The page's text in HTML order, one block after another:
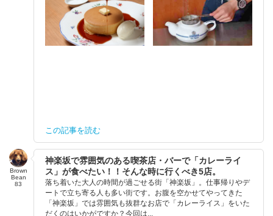
この記事を読む
Brown
Bean
83
神楽坂で雰囲気のある喫茶店・バーで「カレーライ
ス」が食べたい！！そんな時に行くべき5店。
落ち着いた大人の時間が過ごせる街「神楽坂」。仕事帰りやデ
ートで立ち寄る人も多い街です。お腹を空かせてやってきた
「神楽坂」では雰囲気も抜群なお店で「カレーライス」をいた
だくのはいかがですか？今回は...